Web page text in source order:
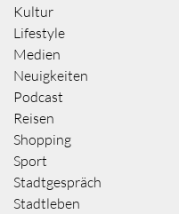
Kultur
Lifestyle
Medien
Neuigkeiten
Podcast
Reisen
Shopping
Sport
Stadtgespräch
Stadtleben